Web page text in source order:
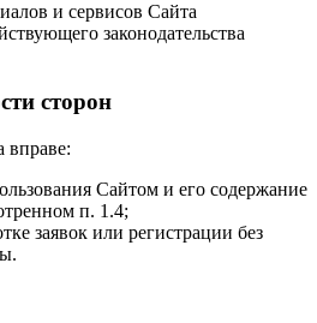
и сервисов Сайта
законодательства
сторон
вправе:
Сайтом и его содержание
п. 1.4;
заявок или регистрации без